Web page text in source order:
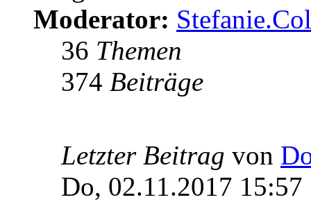
Moderator:
36 Themen
374 Beiträge
Letzter Beitrag von
Do, 02.11.2017 15:57